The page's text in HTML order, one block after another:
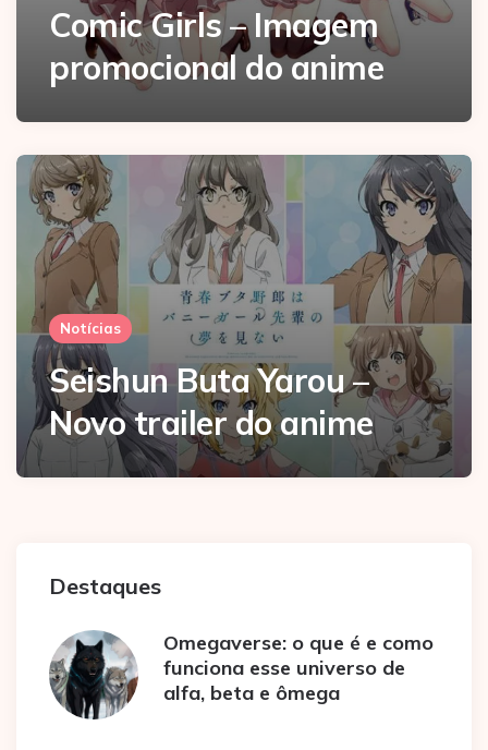
Comic Girls – Imagem
promocional do anime
Notícias
Seishun Buta Yarou –
Novo trailer do anime
Destaques
Omegaverse: o que é e como
funciona esse universo de
alfa, beta e ômega